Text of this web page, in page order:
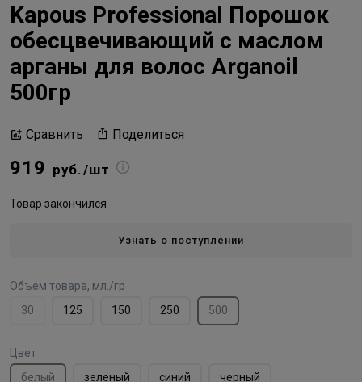
Kapous Professional Порошок
обесцвечивающий с маслом
арганы для волос Arganoil
500гр
Сравнить Поделиться
919 руб./шт
Товар закончился
Узнать о поступлении
Объем товара, мл./гр
30
125 150 250 500
Цвет
белый
зеленый синий черный